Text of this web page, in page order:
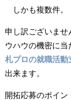
しかも複数件。
申し訳ございませ
ウハウの機密に当
札プロの就職活動
出来ます。
開拓応募のポイ